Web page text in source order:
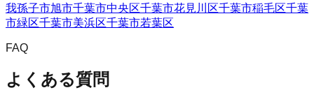
我孫子市旭市千葉市中央区千葉市花見川区千葉市稲毛区千葉
市緑区千葉市美浜区千葉市若葉区
FAQ
よくある質問